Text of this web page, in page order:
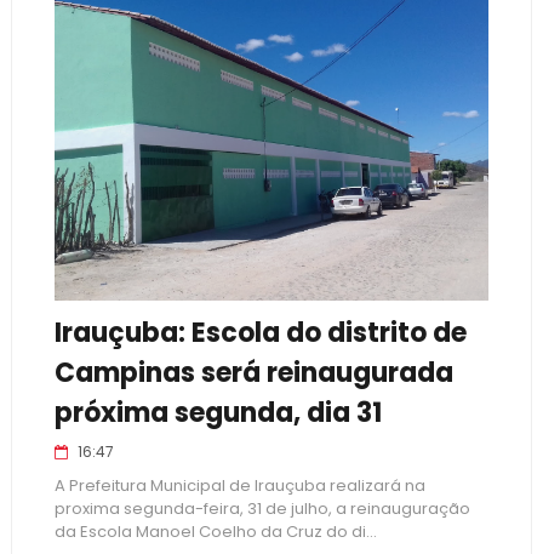
Irauçuba: Escola do distrito de
Campinas será reinaugurada
próxima segunda, dia 31
16:47
A Prefeitura Municipal de Irauçuba realizará na
proxima segunda-feira, 31 de julho, a reinauguração
da Escola Manoel Coelho da Cruz do di...